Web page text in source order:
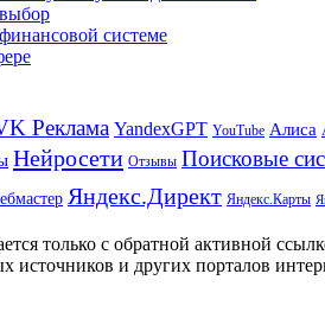
системе
Реклама YandexGPT YouTube Алиса
Нейросети Отзывы Поисковые
Яндекс.Директ Яндекс.Карты
только с обратной активной
и других порталов